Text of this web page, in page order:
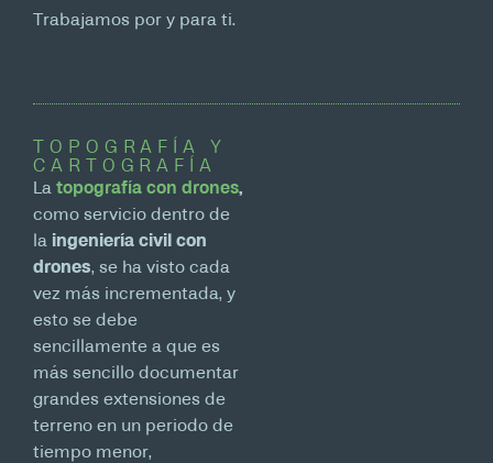
Trabajamos por y para ti.
TOPOGRAFÍA Y
CARTOGRAFÍA
La topografía con drones,
como servicio dentro de
la ingeniería civil con
drones, se ha visto cada
vez más incrementada, y
esto se debe
sencillamente a que es
más sencillo documentar
grandes extensiones de
terreno en un periodo de
tiempo menor,